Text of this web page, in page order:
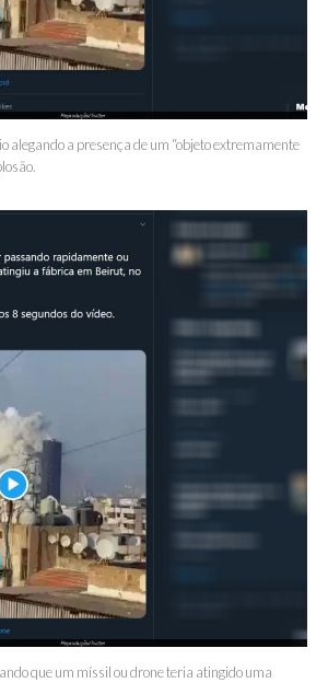
alegando a presença de um “objeto extremamente
que um míssil ou drone teria atingido uma